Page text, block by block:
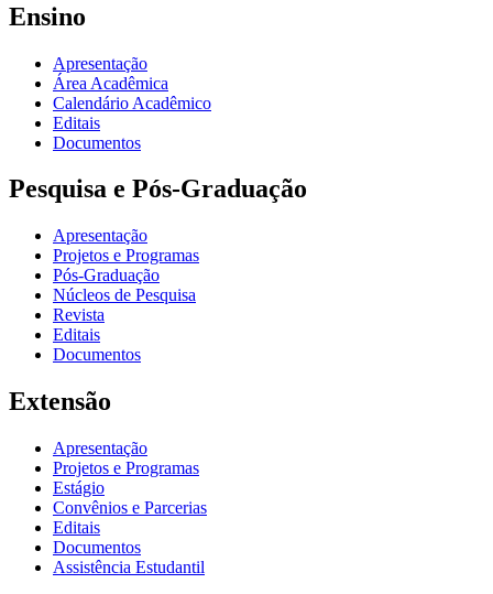
Ensino
Apresentação
Área Acadêmica
Calendário Acadêmico
Editais
Documentos
Pesquisa e Pós-Graduação
Apresentação
Projetos e Programas
Pós-Graduação
Núcleos de Pesquisa
Revista
Editais
Documentos
Extensão
Apresentação
Projetos e Programas
Estágio
Convênios e Parcerias
Editais
Documentos
Assistência Estudantil